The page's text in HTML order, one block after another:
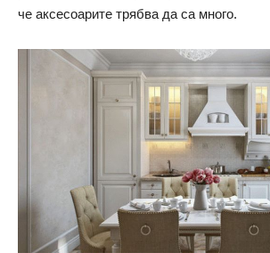
че аксесоарите трябва да са много.